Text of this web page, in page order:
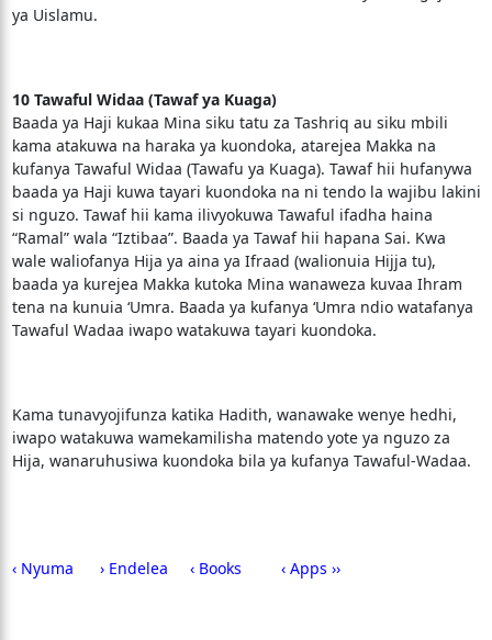
ya Uislamu.
10 Tawaful Widaa (Tawaf ya Kuaga)
Baada ya Haji kukaa Mina siku tatu za Tashriq au siku mbili
kama atakuwa na haraka ya kuondoka, atarejea Makka na
kufanya Tawaful Widaa (Tawafu ya Kuaga). Tawaf hii hufanywa
baada ya Haji kuwa tayari kuondoka na ni tendo la wajibu lakini
si nguzo. Tawaf hii kama ilivyokuwa Tawaful ifadha haina
“Ramal” wala “Iztibaa”. Baada ya Tawaf hii hapana Sai. Kwa
wale waliofanya Hija ya aina ya Ifraad (walionuia Hijja tu),
baada ya kurejea Makka kutoka Mina wanaweza kuvaa Ihram
tena na kunuia ‘Umra. Baada ya kufanya ‘Umra ndio watafanya
Tawaful Wadaa iwapo watakuwa tayari kuondoka.
Kama tunavyojifunza katika Hadith, wanawake wenye hedhi,
iwapo watakuwa wamekamilisha matendo yote ya nguzo za
Hija, wanaruhusiwa kuondoka bila ya kufanya Tawaful-Wadaa.
‹ Nyuma › Endelea ‹ Books ‹ Apps ››